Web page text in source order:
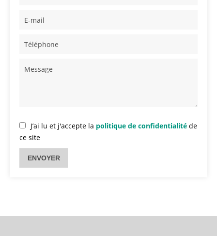
J’ai lu et j'accepte la politique de confidentialité de
ce site
ENVOYER